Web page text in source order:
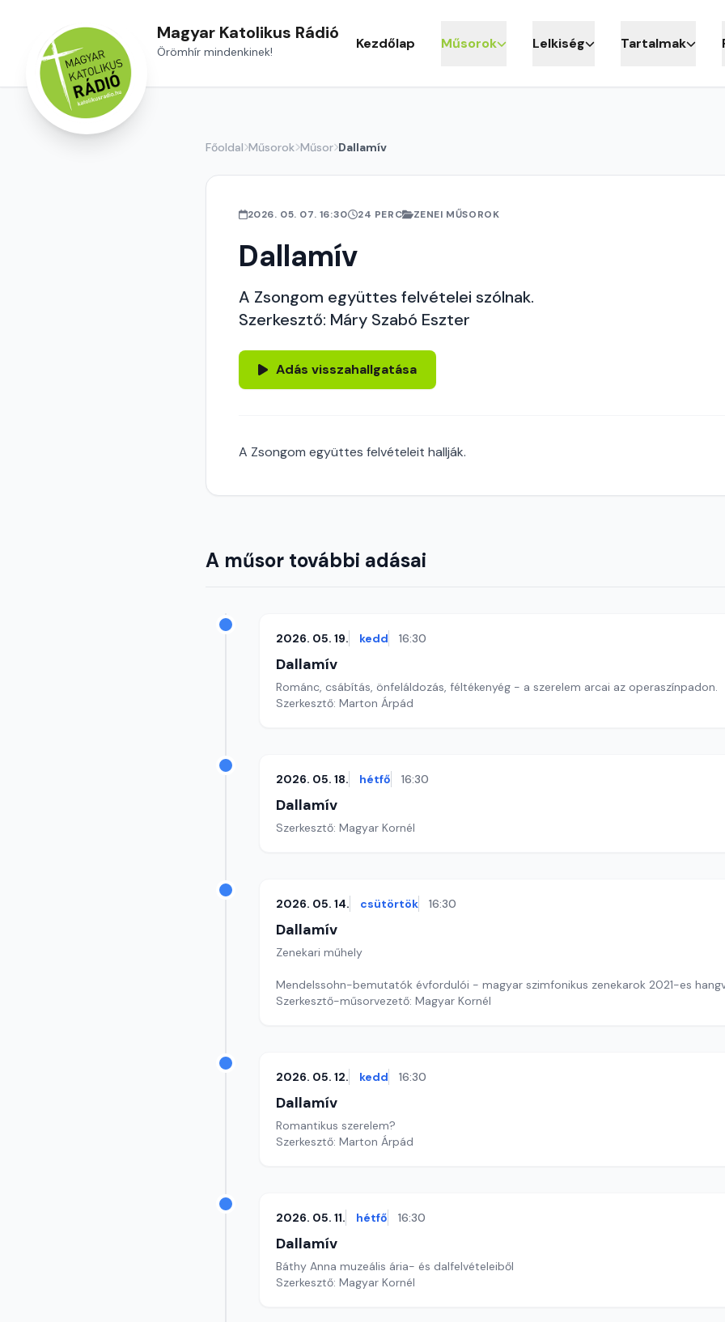
Magyar Katolikus Rádió
Örömhír mindenkinek! Kezdőlap Műsorok Lelkiség Tartalmak
Főoldal Műsorok Műsor Dallamív
2026. 05. 07. 16:30 24 PERC ZENEI MŰSOROK
Dallamív
A Zsongom együttes felvételei szólnak.
Szerkesztő: Máry Szabó Eszter
Adás visszahallgatása
A Zsongom együttes felvételeit hallják.
A műsor további adásai
2026. 05. 19. kedd 16:30
Dallamív
Románc, csábítás, önfeláldozás, féltékenyég - a szerelem arcai az operaszínpadon.
Szerkesztő: Marton Árpád
2026. 05. 18. hétfő 16:30
Dallamív
Szerkesztő: Magyar Kornél
2026. 05. 14. csütörtök 16:30
Dallamív
Zenekari műhely
Mendelssohn-bemutatók évfordulói - magyar szimfonikus zenekarok 2021-es
Szerkesztő-műsorvezető: Magyar Kornél
2026. 05. 12. kedd 16:30
Dallamív
Romantikus szerelem?
Szerkesztő: Marton Árpád
2026. 05. 11. hétfő 16:30
Dallamív
Báthy Anna muzeális ária- és dalfelvételeiből
Szerkesztő: Magyar Kornél